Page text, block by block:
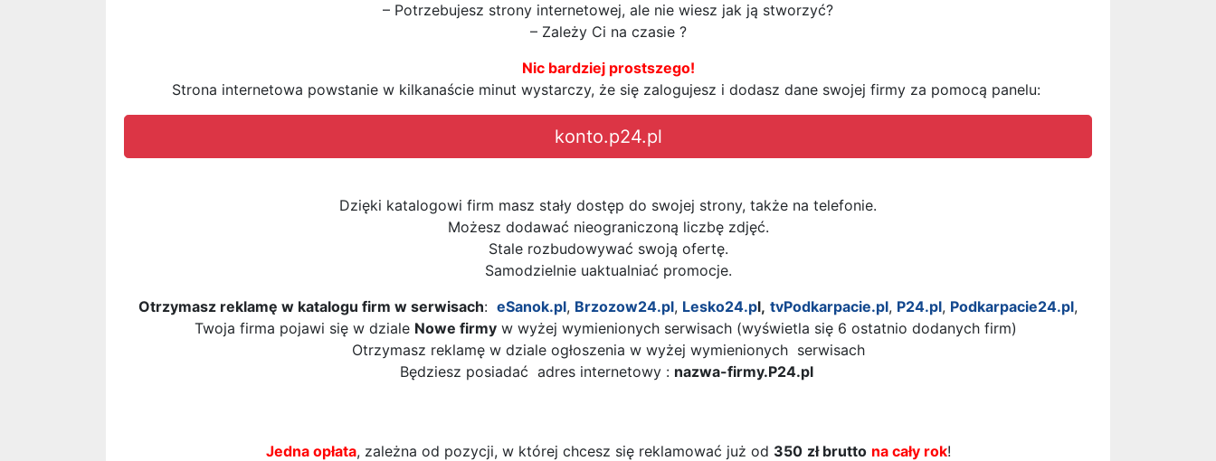
– Potrzebujesz strony internetowej, ale nie wiesz jak ją stworzyć?
– Zależy Ci na czasie ?
Nic bardziej prostszego!
Strona internetowa powstanie w kilkanaście minut wystarczy, że się zalogujesz i dodasz dane swojej firmy za pomocą panelu:
konto.p24.pl
Dzięki katalogowi firm masz stały dostęp do swojej strony, także na telefonie.
Możesz dodawać nieograniczoną liczbę zdjęć.
Stale rozbudowywać swoją ofertę.
Samodzielnie uaktualniać promocje.
Otrzymasz reklamę w katalogu firm w serwisach: eSanok.pl, Brzozow24.pl, Lesko24.pl, tvPodkarpacie.pl, P24.pl, Podkarpacie24.pl,
Twoja firma pojawi się w dziale Nowe firmy w wyżej wymienionych serwisach (wyświetla się 6 ostatnio dodanych firm)
Otrzymasz reklamę w dziale ogłoszenia w wyżej wymienionych serwisach
Będziesz posiadać adres internetowy : nazwa-firmy.P24.pl
Jedna opłata, zależna od pozycji, w której chcesz się reklamować już od 350 zł brutto na cały rok!